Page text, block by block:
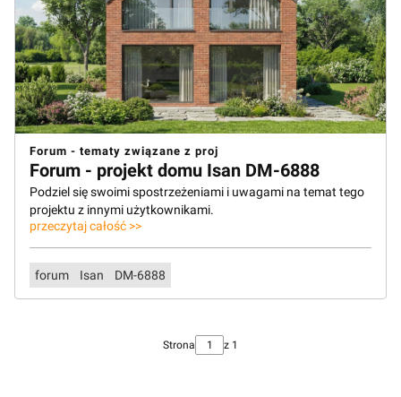
Forum - tematy związane z proj
Forum - projekt domu Isan DM-6888
Podziel się swoimi spostrzeżeniami i uwagami na temat tego
projektu z innymi użytkownikami.
przeczytaj całość >>
forum Isan DM-6888
Strona z 1